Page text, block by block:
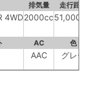
排気量 走行距
4WD2000cc
AC 色
AAC グレー